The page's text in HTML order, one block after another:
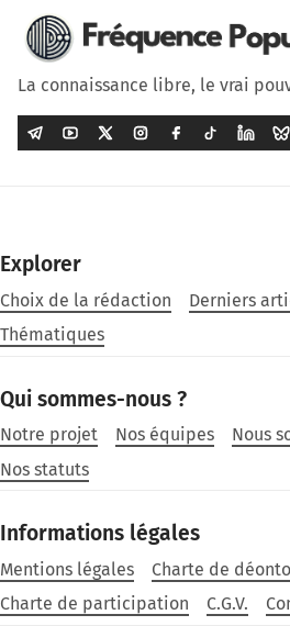
La connaissance libre, le vrai
Explorer
Choix de la rédaction Derniers
Thématiques
Qui sommes-nous ?
Notre projet Nos équipes Nous
Nos statuts
Informations légales
Mentions légales
Charte de
Charte de participation
C.G.V.